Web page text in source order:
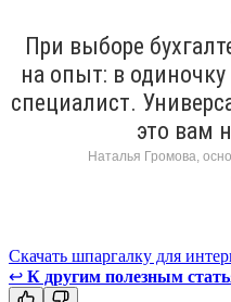
При выборе
на опыт: в
специалист.
это вам
Наталья Громова,
Скачать шпаргалку для
↩ К другим полезным